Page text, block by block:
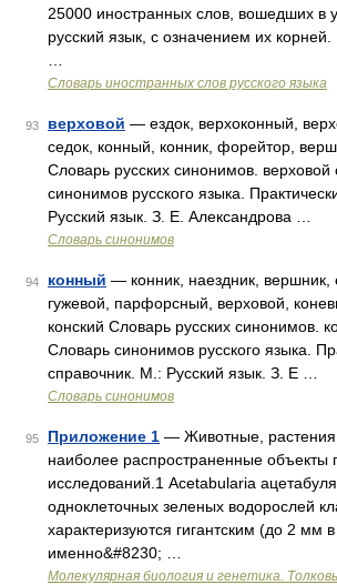
25000 иностранных слов, вошедших в
русский язык, с означением их
Словарь иностранных слов русского языка
93 верховой — ездок, верхоконный,
седок, конный, конник, форейтор,
Словарь русских синонимов.
синонимов русского языка.
Русский язык. З. Е. Александрова …
Словарь синонимов
94 конный — конник, наездник, вершник,
гужевой, парфорсный, верховой,
конский Словарь русских синонимов.
Словарь синонимов русского языка.
справочник. М.: Русский язык. З. Е …
Словарь синонимов
95 Приложение 1 — Животные,
наиболее распространенные объекты
исследований.1 Acetabularia
одноклеточных зеленых водорослей
характеризуются гигантским (до 2 мм
именно&#8230; …
Молекулярная биология и генетика.